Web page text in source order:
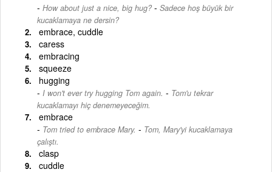
How about just a nice, big hug? - Sadece hoş büyük bir
kucaklamaya ne dersin?
embrace, cuddle
caress
embracing
squeeze
hugging
I won't ever try hugging Tom again. - Tom'u tekrar
kucaklamayı hiç denemeyeceğim.
embrace
Tom tried to embrace Mary. - Tom, Mary'yi kucaklamaya
çalıştı.
clasp
cuddle